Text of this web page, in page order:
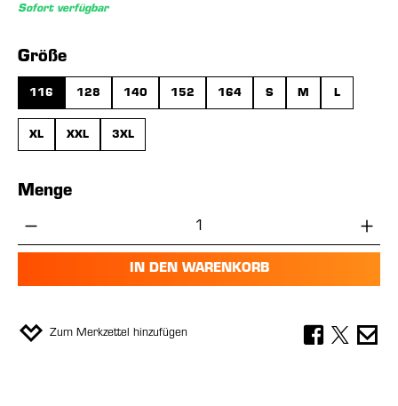
Sofort verfügbar
Größeauswählen
116 128 140 152 164 S M L
XL XXL 3XL
Menge
Produkt Anzahl: Gib den gewünschten
IN DEN WARENKORB
Zum Merkzettel hinzufügen